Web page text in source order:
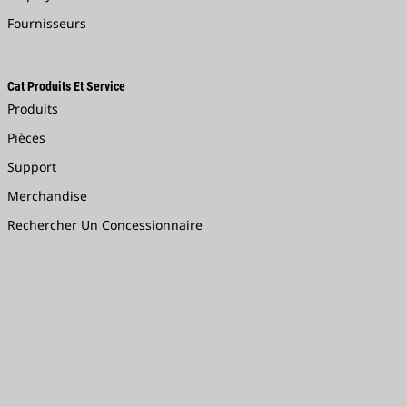
Fournisseurs
Cat Produits Et Service
Produits
Pièces
Support
Merchandise
Rechercher Un Concessionnaire